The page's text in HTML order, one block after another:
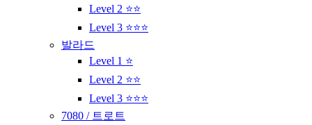
Level 2 ⭐⭐
Level 3 ⭐⭐⭐
발라드
Level 1 ⭐
Level 2 ⭐⭐
Level 3 ⭐⭐⭐
7080 / 트로트